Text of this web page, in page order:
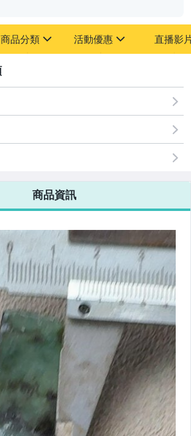
商品分類 活動優惠 直播影
商品資訊